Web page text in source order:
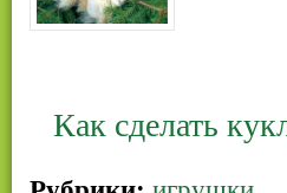
Как сделать